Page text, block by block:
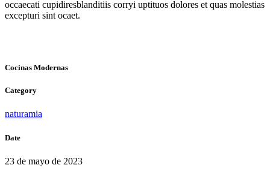
occaecati cupidiresblanditiis corryi uptituos dolores et quas molestias
excepturi sint ocaet.
Cocinas Modernas
Category
naturamia
Date
23 de mayo de 2023